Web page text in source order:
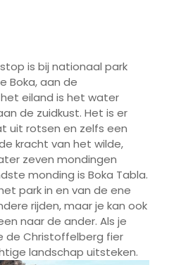
is bij nationaal park
Boka, aan de
eiland is het water
de zuidkust. Het is er
uit rotsen en zelfs een
kracht van het wilde,
zeven mondingen
monding is Boka Tabla.
park in en van de ene
rijden, maar je kan ook
naar de ander. Als je
de Christoffelberg fier
landschap uitsteken.